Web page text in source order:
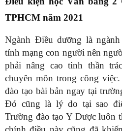
TPHCM năm 2021
Ngành Điều dưỡng là
tính mạng con người nên
phải nâng cao tinh thần
chuyên môn trong công
đào tạo bài bản ngay tại
Đó cũng là lý do tại sao
Trường đào tạo Y Dược luôn